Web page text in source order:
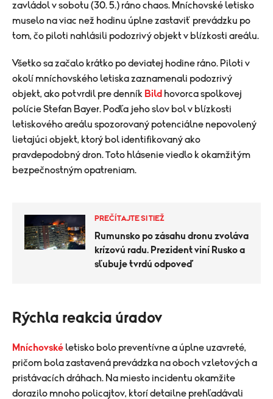
zavládol v sobotu (30. 5.) ráno chaos. Mníchovské letisko
muselo na viac než hodinu úplne zastaviť prevádzku po
tom, čo piloti nahlásili podozrivý objekt v blízkosti areálu.
Všetko sa začalo krátko po deviatej hodine ráno. Piloti v
okolí mníchovského letiska zaznamenali podozrivý
objekt, ako potvrdil pre denník Bild hovorca spolkovej
polície Stefan Bayer. Podľa jeho slov bol v blízkosti
letiskového areálu spozorovaný potenciálne nepovolený
lietajúci objekt, ktorý bol identifikovaný ako
pravdepodobný dron. Toto hlásenie viedlo k okamžitým
bezpečnostným opatreniam.
PREČÍTAJTE SI TIEŽ
Rumunsko po zásahu dronu zvoláva
krízovú radu. Prezident viní Rusko a
sľubuje tvrdú odpoveď
Rýchla reakcia úradov
Mníchovské letisko bolo preventívne a úplne uzavreté,
pričom bola zastavená prevádzka na oboch vzletových a
pristávacích dráhach. Na miesto incidentu okamžite
dorazilo mnoho policajtov, ktorí detailne prehľadávali